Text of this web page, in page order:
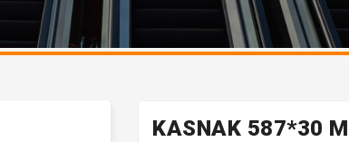
KASNAK 587*30